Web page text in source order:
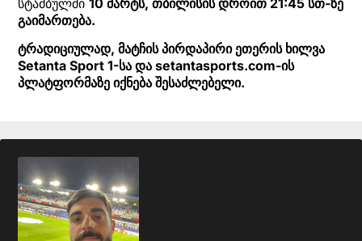
გაიმართება.
ტრადიციულად, მატჩის პირდაპირი ეთერის ხილვა
Setanta Sport 1-სა და setantasports.com-ის
პლატფორმაზე იქნება შესაძლებელი.